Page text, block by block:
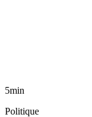
5min
Politique